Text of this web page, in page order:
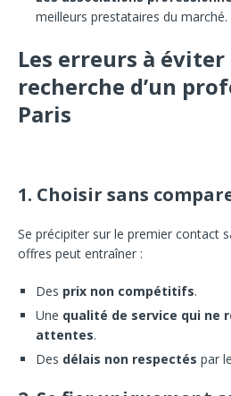
meilleurs prestataires du marché.
Les erreurs à éviter
recherche d’un
Paris
1. Choisir sans
Se précipiter sur le premier contact
offres peut entraîner :
Des prix non compétitifs.
Une qualité de service qui ne
attentes.
Des délais non respectés par